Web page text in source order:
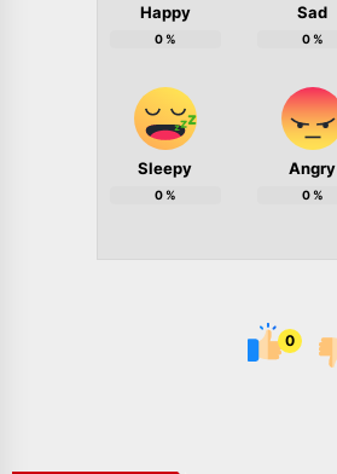
Happy
0%
Sad
0%
Sleepy
0%
Angry
0%
0